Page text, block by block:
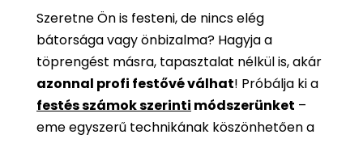
Szeretne Ön is festeni, de nincs elég
bátorsága vagy önbizalma? Hagyja a
töprengést másra, tapasztalat nélkül is, akár
azonnal profi festővé válhat! Próbálja ki a
festés számok szerinti módszerünket –
eme egyszerű technikának köszönhetően a